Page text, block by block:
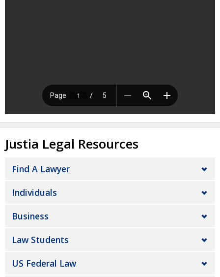
Justia Legal Resources
Find A Lawyer
Individuals
Business
Law Students
US Federal Law